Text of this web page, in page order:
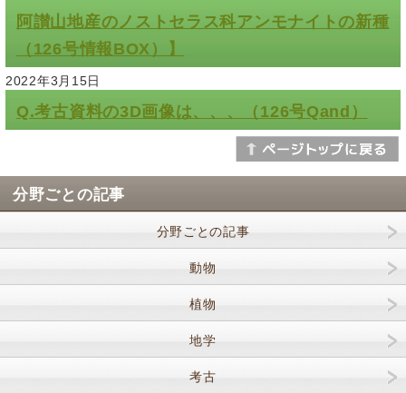
阿讃山地産のノストセラス科アンモナイトの新種
（126号情報BOX）】
2022年3月15日
Q.考古資料の3D画像は、、、（126号Qand）
分野ごとの記事
分野ごとの記事
動物
植物
地学
考古